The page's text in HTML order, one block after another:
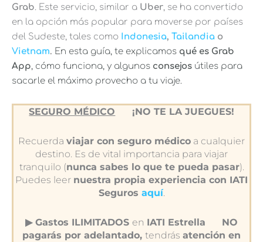
Grab. Este servicio, similar a Uber, se ha convertido
en la opción más popular para moverse por países
del Sudeste, tales como Indonesia, Tailandia o
Vietnam. En esta guía, te explicamos qué es Grab
App, cómo funciona, y algunos consejos útiles para
sacarle el máximo provecho a tu viaje.
SEGURO MÉDICO ¡NO TE LA JUEGUES!
Recuerda viajar con seguro médico a cualquier
destino. Es de vital importancia para viajar
tranquilo (nunca sabes lo que te pueda pasar).
Puedes leer nuestra propia experiencia con IATI
Seguros aquí.
▶︎ Gastos ILIMITADOS en IATI Estrella
NO
pagarás por adelantado, tendrás atención en